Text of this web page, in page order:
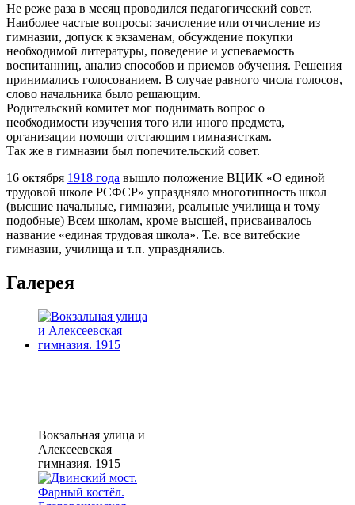
Не реже раза в месяц проводился педагогический совет.
Наиболее частые вопросы: зачисление или отчисление из
гимназии, допуск к экзаменам, обсуждение покупки
необходимой литературы, поведение и успеваемость
воспитанниц, анализ способов и приемов обучения. Решения
принимались голосованием. В случае равного числа голосов,
слово начальника было решающим.
Родительский комитет мог поднимать вопрос о
необходимости изучения того или иного предмета,
организации помощи отстающим гимназисткам.
Так же в гимназии был попечительский совет.
16 октября 1918 года вышло положение ВЦИК «О единой
трудовой школе РСФСР» упраздняло многотипность школ
(высшие начальные, гимназии, реальные училища и тому
подобные) Всем школам, кроме высшей, присваивалось
название «единая трудовая школа». Т.е. все витебские
гимназии, училища и т.п. упразднялись.
Галерея
Вокзальная улица и
Алексеевская
гимназия. 1915